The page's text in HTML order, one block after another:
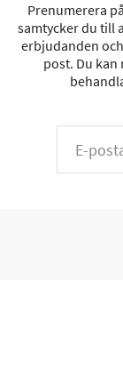
Prenumerera
samtycker du till
erbjudanden
post. Du kan